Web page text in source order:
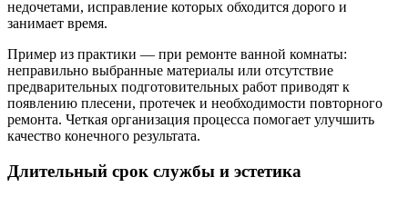
недочетами, исправление которых обходится дорого и
занимает время.
Пример из практики — при ремонте ванной комнаты:
неправильно выбранные материалы или отсутствие
предварительных подготовительных работ приводят к
появлению плесени, протечек и необходимости повторного
ремонта. Четкая организация процесса помогает улучшить
качество конечного результата.
Длительный срок службы и эстетика